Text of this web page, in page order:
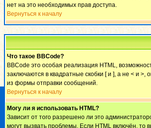
нет на это необходимых прав доступа.
Вернуться к началу
Что такое BBCode?
BBCode это особая реализация HTML,
заключаются в квадратные скобки [ и ], а не < и
из формы отправки сообщений.
Вернуться к началу
Могу ли я использовать HTML?
Зависит от того разрешено ли это
могут вызвать проблемы. Если HTML включён, то